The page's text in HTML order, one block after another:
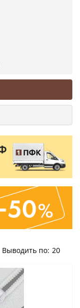
Выводить по: 20